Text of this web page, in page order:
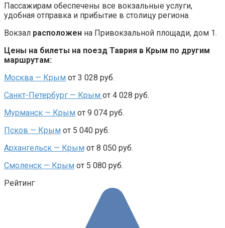
Пассажирам обеспечены все вокзальные услуги,
удобная отправка и прибытие в столицу региона.
Вокзал расположен на Привокзальной площади, дом 1.
Цены на билеты на поезд Таврия в Крым по другим
маршрутам:
Москва — Крым от 3 028 руб.
Санкт-Петербург — Крым от 4 028 руб.
Мурманск — Крым от 9 074 руб.
Псков — Крым от 5 040 руб.
Архангельск — Крым от 8 050 руб.
Смоленск — Крым от 5 080 руб.
Рейтинг